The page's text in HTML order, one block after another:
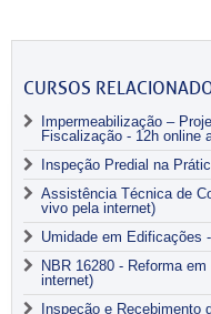
CURSOS
Impermeabilização –
Fiscalização - 12h online
Inspeção Predial na
Assistência Técnica de
vivo pela internet)
Umidade em Edificações
NBR 16280 - Reforma
internet)
Inspeção e